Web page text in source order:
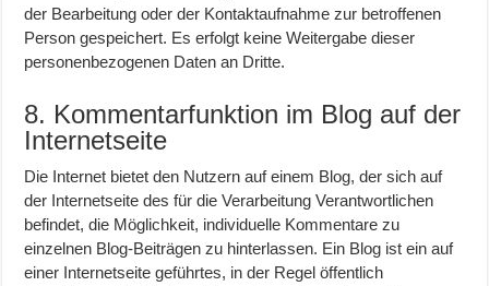
der Bearbeitung oder der Kontaktaufnahme zur betroffenen
Person gespeichert. Es erfolgt keine Weitergabe dieser
personenbezogenen Daten an Dritte.
8. Kommentarfunktion im Blog auf der
Internetseite
Die Internet bietet den Nutzern auf einem Blog, der sich auf
der Internetseite des für die Verarbeitung Verantwortlichen
befindet, die Möglichkeit, individuelle Kommentare zu
einzelnen Blog-Beiträgen zu hinterlassen. Ein Blog ist ein auf
einer Internetseite geführtes, in der Regel öffentlich